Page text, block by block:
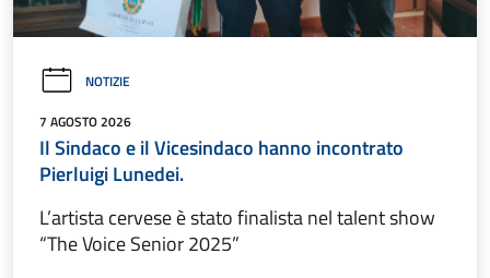
NOTIZIE
7 AGOSTO 2026
Il Sindaco e il Vicesindaco hanno incontrato
Pierluigi Lunedei.
L’artista cervese è stato finalista nel talent show
“The Voice Senior 2025”